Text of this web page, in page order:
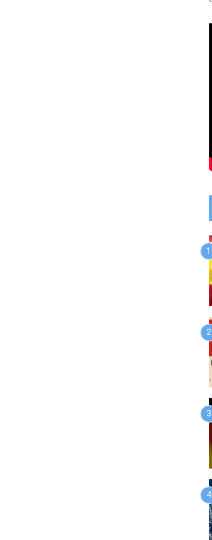
1
2
3
4